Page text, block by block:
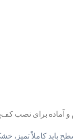
برای نصب
کاملاً تمیز،